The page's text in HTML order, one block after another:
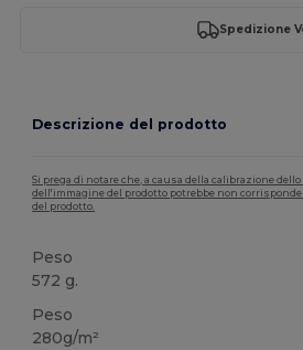
Spedizione
Descrizione del prodotto
Si prega di notare che, a causa della calibrazione
dell'immagine del prodotto potrebbe non
del prodotto.
Peso
572 g.
Peso
280g/m²